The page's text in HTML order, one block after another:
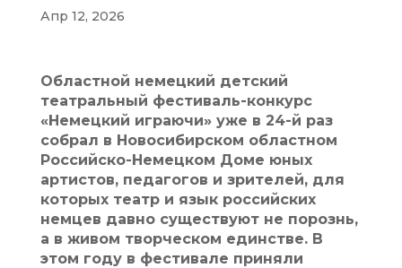
Апр 12, 2026
Областной немецкий детский
театральный фестиваль-конкурс
«Немецкий играючи» уже в 24-й раз
собрал в Новосибирском областном
Российско-Немецком Доме юных
артистов, педагогов и зрителей, для
которых театр и язык российских
немцев давно существуют не порознь,
а в живом творческом единстве. В
этом году в фестивале приняли